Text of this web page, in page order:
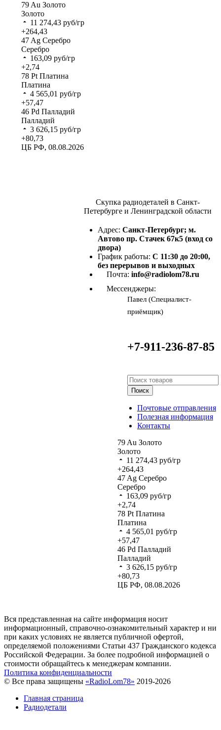
79Au Золото
Золото
11 274,43 руб/гр
+264,43
47Ag Серебро
Серебро
163,09 руб/гр
+2,74
78 Pt Платина
Платина
4 565,01 руб/гр
+57,47
46 Pd Палладий
Палладий
3 626,15 руб/гр
+80,73
ЦБ РФ, 08.08.2026
Скупка радиодеталей в Санкт-
Петербурге и Ленинградской области
Адрес: Санкт-Петербург; м.
Автово пр. Стачек 67к5 (вход со
двора)
График работы: С 11:30 до 20:00,
без перерывов и выходных
Почта: info@radiolom78.ru
Мессенджеры:
Павел (Специалист-
приёмщик)
+7-911-236-87-85
Поиск
Почтовые отправления
Полезная информация
Контакты
79 Au Золото
Золото
11 274,43 руб/гр
+264,43
47 Ag Серебро
Серебро
163,09 руб/гр
+2,74
78 Pt Платина
Платина
4 565,01 руб/гр
+57,47
46 Pd Палладий
Палладий
3 626,15 руб/гр
+80,73
ЦБ РФ, 08.08.2026
Вся представленная на сайте информация носит
информационный, справочно-ознакомительный характер и ни
при каких условиях не является публичной офертой,
определяемой положениями Статьи 437 Гражданского кодекса
Российской Федерации. За более подробной информацией о
стоимости обращайтесь к менеджерам компании.
Политика конфиденциальности
© Все права защищены «RadioLom78» 2019-2026
Главная страница
Радиодетали